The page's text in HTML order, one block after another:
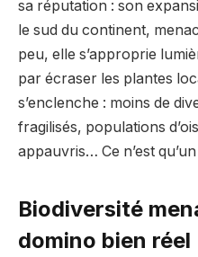
sa réputation : son
le sud du continent,
peu, elle s’approprie
par écraser les plantes
s’enclenche : moins de
fragilisés, populations
appauvris… Ce n’est
Biodiversité
domino bien réel